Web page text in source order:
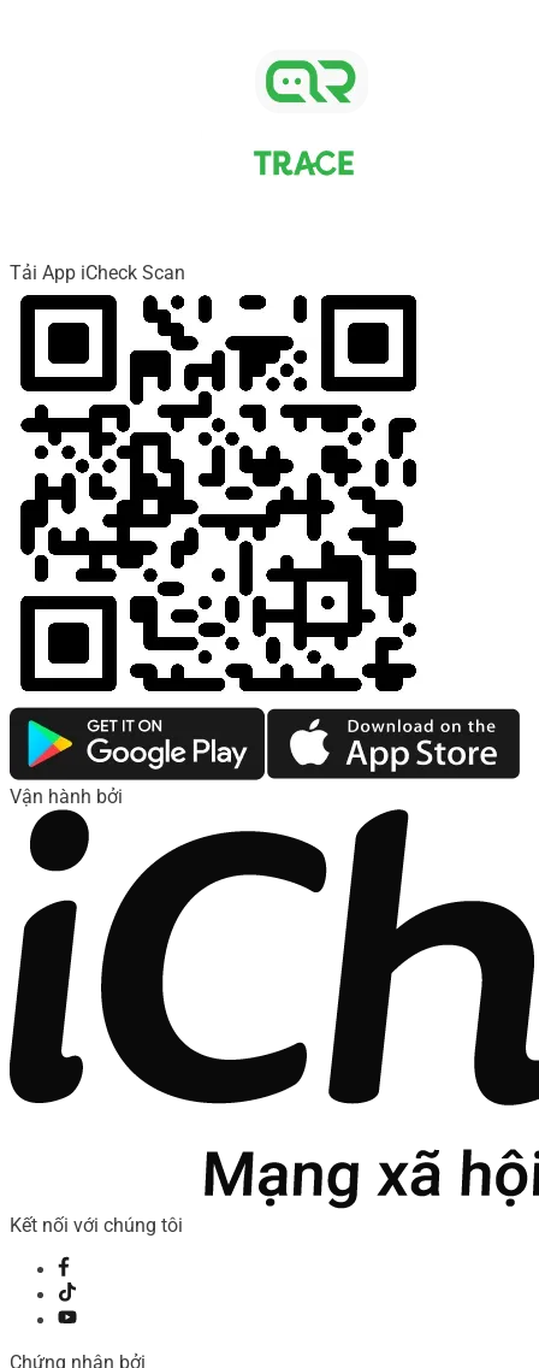
Tải App iCheck Scan
Vận hành bởi
Kết nối với chúng tôi
Chứng nhận bởi